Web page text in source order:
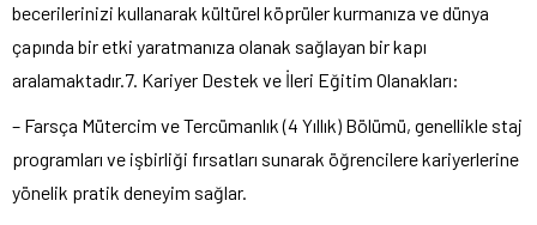
becerilerinizi kullanarak kültürel köprüler kurmanıza ve dünya
çapında bir etki yaratmanıza olanak sağlayan bir kapı
aralamaktadır.7. Kariyer Destek ve İleri Eğitim Olanakları:
– Farsça Mütercim ve Tercümanlık (4 Yıllık) Bölümü, genellikle staj
programları ve işbirliği fırsatları sunarak öğrencilere kariyerlerine
yönelik pratik deneyim sağlar.